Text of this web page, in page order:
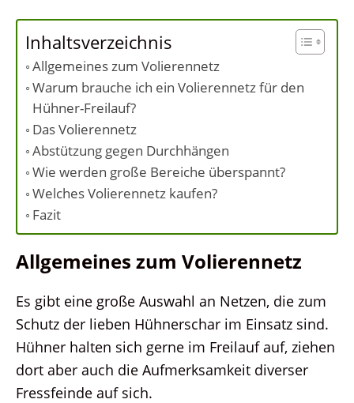
Inhaltsverzeichnis
Allgemeines zum Volierennetz
Warum brauche ich ein Volierennetz für den
Hühner-Freilauf?
Das Volierennetz
Abstützung gegen Durchhängen
Wie werden große Bereiche überspannt?
Welches Volierennetz kaufen?
Fazit
Allgemeines zum Volierennetz
Es gibt eine große Auswahl an Netzen, die zum
Schutz der lieben Hühnerschar im Einsatz sind.
Hühner halten sich gerne im Freilauf auf, ziehen
dort aber auch die Aufmerksamkeit diverser
Fressfeinde auf sich.